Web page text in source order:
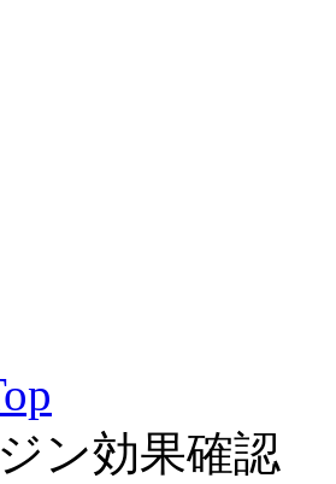
ン効果確認